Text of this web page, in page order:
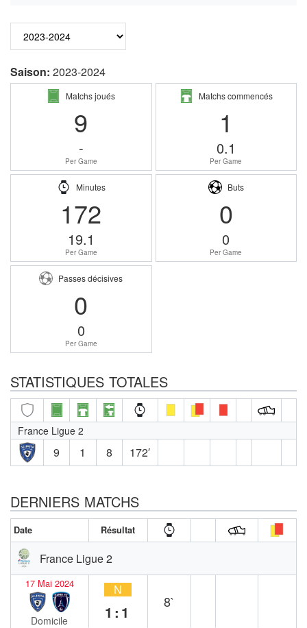
Saison: 2023-2024
Matchs joués
9
-
Per Game
Matchs commencés
1
0.1
Per Game
Minutes
172
19.1
Per Game
Buts
0
0
Per Game
Passes décisives
0
0
Per Game
STATISTIQUES TOTALES
France Ligue 2
9 1 8 172′
DERNIERS MATCHS
Date Résultat
France Ligue 2
17 Mai 2024
Domicile
N
1:1
8`